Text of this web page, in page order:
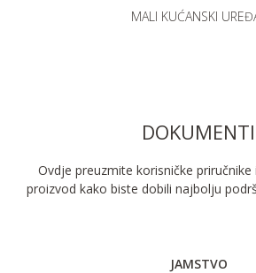
MALI KUĆANSKI
DOKUMENTI
Ovdje preuzmite korisničke
proizvod kako biste dobili najbolju
JAMSTVO